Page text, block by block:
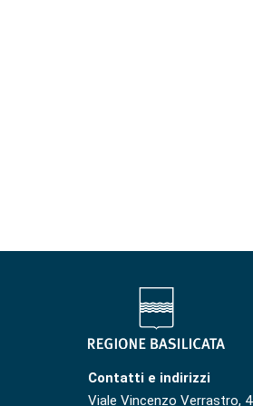
Contatti e indirizzi
Viale Vincenzo Verrastro, 4